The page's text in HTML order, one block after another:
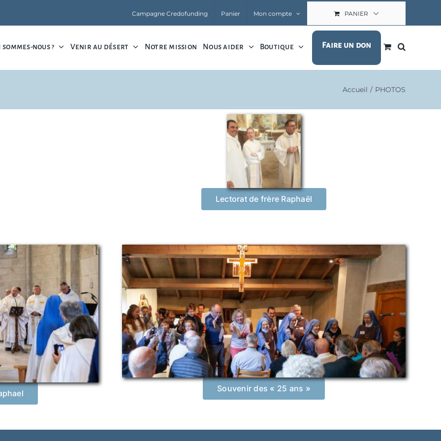
Campagne Credofunding Panier Mon compte PANIER
sommes-nous ? Venir au désert Notre mission Nous aider Boutique Faire un don
Accueil PHOTOS
Lectorat de frère Raphaël
Souvenir des « 25 ans »